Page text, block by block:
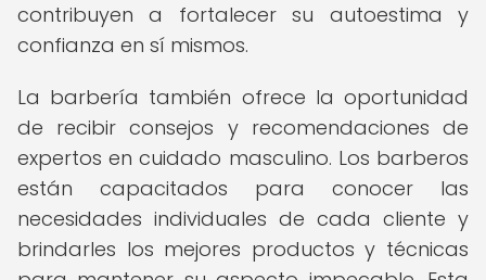
contribuyen a fortalecer su autoestima y
confianza en sí mismos.
La barbería también ofrece la oportunidad
de recibir consejos y recomendaciones de
expertos en cuidado masculino. Los barberos
están capacitados para conocer las
necesidades individuales de cada cliente y
brindarles los mejores productos y técnicas